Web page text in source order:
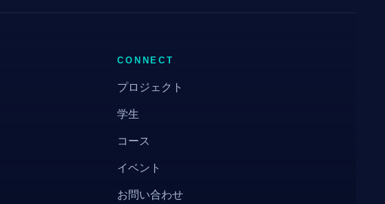
CONNECT
プロジェクト
学生
コース
イベント
お問い合わせ